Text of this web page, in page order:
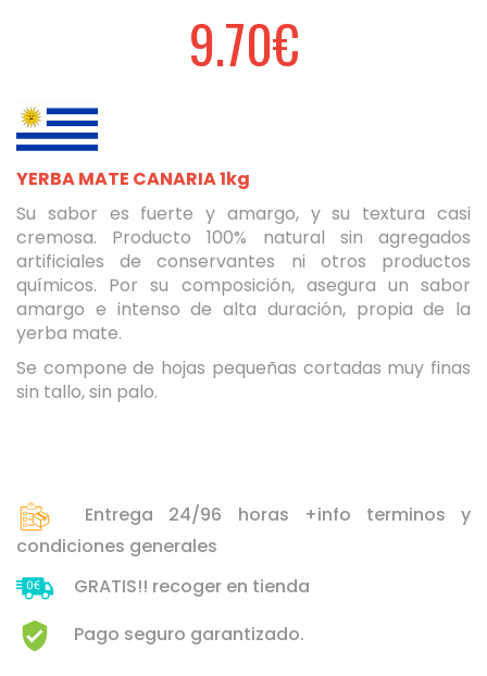
9.70€
YERBA MATE CANARIA 1kg
Su sabor es fuerte y amargo, y su textura casi
cremosa. Producto 100% natural sin agregados
artificiales de conservantes ni otros productos
químicos. Por su composición, asegura un sabor
amargo e intenso de alta duración, propia de la
yerba mate.
Se compone de hojas pequeñas cortadas muy finas
sin tallo, sin palo.
Entrega 24/96 horas +info terminos y
condiciones generales
GRATIS!! recoger en tienda
Pago seguro garantizado.